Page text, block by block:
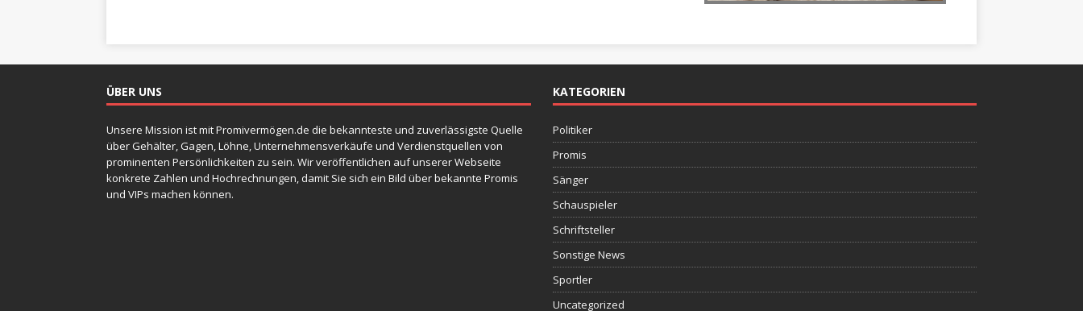
ÜBER UNS
Unsere Mission ist mit Promivermögen.de die bekannteste und zuverlässigste Quelle
über Gehälter, Gagen, Löhne, Unternehmensverkäufe und Verdienstquellen von
prominenten Persönlichkeiten zu sein. Wir veröffentlichen auf unserer Webseite
konkrete Zahlen und Hochrechnungen, damit Sie sich ein Bild über bekannte Promis
und VIPs machen können.
KATEGORIEN
Politiker
Promis
Sänger
Schauspieler
Schriftsteller
Sonstige News
Sportler
Uncategorized